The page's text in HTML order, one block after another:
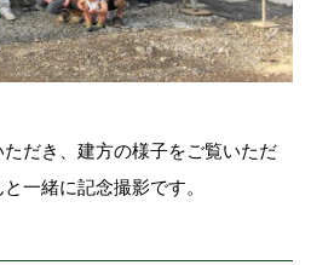
だき、建方の様子をご覧いただ
一緒に記念撮影です。